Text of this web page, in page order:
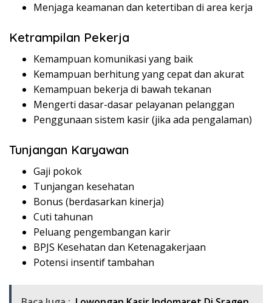
Menjaga keamanan dan ketertiban di area kerja
Ketrampilan Pekerja
Kemampuan komunikasi yang baik
Kemampuan berhitung yang cepat dan akurat
Kemampuan bekerja di bawah tekanan
Mengerti dasar-dasar pelayanan pelanggan
Penggunaan sistem kasir (jika ada pengalaman)
Tunjangan Karyawan
Gaji pokok
Tunjangan kesehatan
Bonus (berdasarkan kinerja)
Cuti tahunan
Peluang pengembangan karir
BPJS Kesehatan dan Ketenagakerjaan
Potensi insentif tambahan